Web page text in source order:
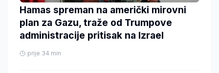
Hamas spreman na američki mirovni
plan za Gazu, traže od Trumpove
administracije pritisak na Izrael
prije 34 min